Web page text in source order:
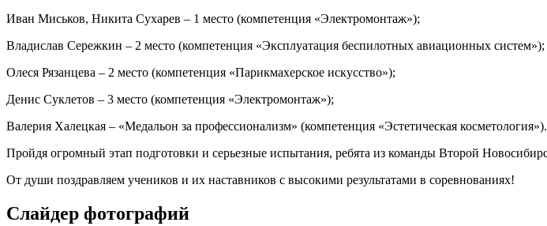
Иван Миськов, Никита Сухарев – 1 место (компетенция «Электромонтаж»);
Владислав Сережкин – 2 место (компетенция «Эксплуатация беспилотных авиационных систем»);
Олеся Рязанцева – 2 место (компетенция «Парикмахерское искусство»);
Денис Суклетов – 3 место (компетенция «Электромонтаж»);
Валерия Халецкая – «Медальон за профессионализм» (компетенция «Эстетическая косметология»).
Пройдя огромный этап подготовки и серьезные испытания, ребята из команды Второй
От души поздравляем учеников и их наставников с высокими результатами в соревнованиях!
Слайдер фотографий